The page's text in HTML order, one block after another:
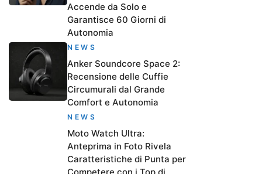
Accende da Solo e
Garantisce 60 Giorni di
Autonomia
NEWS
Anker Soundcore Space 2:
Recensione delle Cuffie
Circumurali dal Grande
Comfort e Autonomia
NEWS
Moto Watch Ultra:
Anteprima in Foto Rivela
Caratteristiche di Punta per